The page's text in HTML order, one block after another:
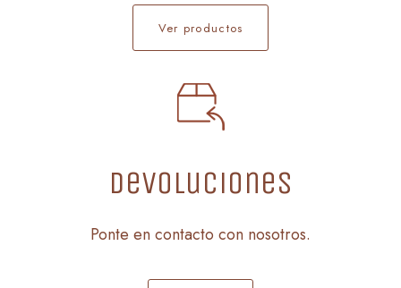
Ver productos
Devoluciones
Ponte en contacto con nosotros.